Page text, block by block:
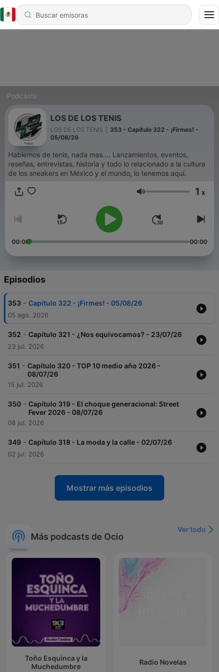
Podcasts
LOS DE LOS TENIS
LOS DE LOS TENIS
353 - Capítulo 322 - ¡Firmes! -
05/08/26
Hablemos de tenis, nada mas.... Lanzamientos, eventos,
reseñas, entrevistas, historia y todo lo relacionado a la cultura
de los sneakers en México y el mundo, lo tenemos aquí.
Volumen 1 x
00:00 00:00
Episodios
353 - Capítulo 322 - ¡Firmes! - 05/08/26
05 ago. 2026
352 - Capítulo 321 - ¿Nos equivocamos? - 23/07/26
23 jul. 2026
351 - Capítulo 320 - TOP 10 medio año 2026 -
08/07/26
15 jul. 2026
350 - Capítulo 319 - El choque generacional: Street
Fever 2026 - 08/07/26
08 jul. 2026
349 - Capítulo 318 - La moda y la calle - 02/07/26
02 jul. 2026
Mostrar más episodios
Más podcasts de Ocio
Ver todo
Toño Esquinca y la
Muchedumbre
Radio Novelas